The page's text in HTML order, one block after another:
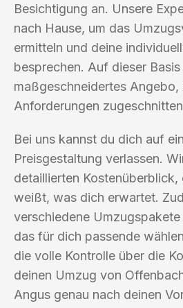
Besichtigung an. Unsere
nach Hause, um das
ermitteln und deine
besprechen. Auf dieser
maßgeschneidertes Angebo,
Anforderungen
Bei uns kannst du dich auf
Preisgestaltung verlassen.
detaillierten Kostenüberblick,
weißt, was dich erwartet.
verschiedene
das für dich passende
die volle Kontrolle über die
deinen Umzug von
Angus genau nach deinen